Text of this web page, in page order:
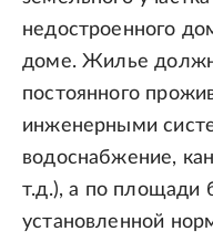
недостроенного
доме. Жилье
постоянного
инженерными
водоснабжение,
т.д.), а по площади
установленной